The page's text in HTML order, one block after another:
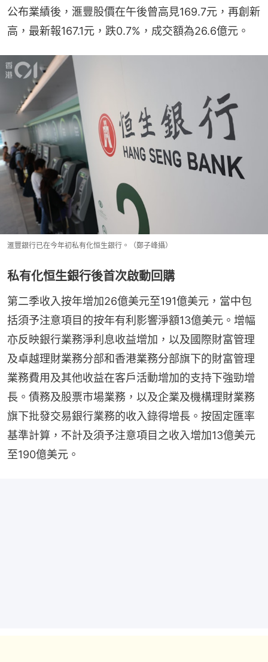
公布業績後，滙豐股價在午後曾高見169.7元，再創新
高，最新報167.1元，跌0.7%，成交額為26.6億元。
滙豐銀行已在今年初私有化恒生銀行。（鄭子峰攝）
私有化恒生銀行後首次啟動回購
第二季收入按年增加26億美元⾄191億美元，當中包
括須予注意項⽬的按年有利影響淨額13億美元。增幅
亦反映銀⾏業務淨利息收益增加，以及國際財富管理
及卓越理財業務分部和香港業務分部旗下的財富管理
業務費⽤及其他收益在客⼾活動增加的⽀持下強勁增
⻑。債務及股票市場業務，以及企業及機構理財業務
旗下批發交易銀⾏業務的收入錄得增⻑。按固定匯率
基準計算，不計及須予注意項⽬之收入增加13億美元
⾄190億美元。